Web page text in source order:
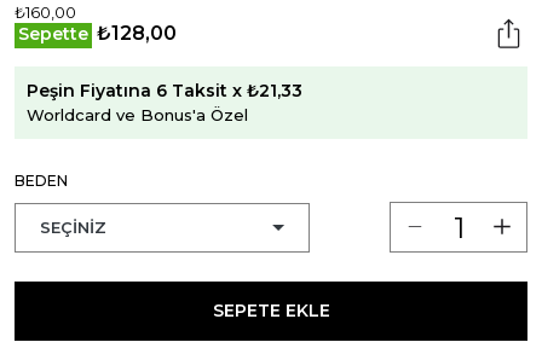
₺160,00
Sepette ₺128,00
Peşin Fiyatına 6 Taksit x ₺21,33
Worldcard ve Bonus'a Özel
BEDEN
SEPETE EKLE